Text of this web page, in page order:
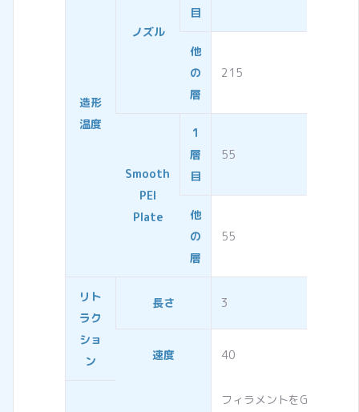
造形
温度
ノズル
目
他
の
層
215
Smooth
PEI
Plate
1
層
目
55
他
の
層
55
リト
ラク
ショ
ン
長さ 3
速度 40
フィラメントをGeneric